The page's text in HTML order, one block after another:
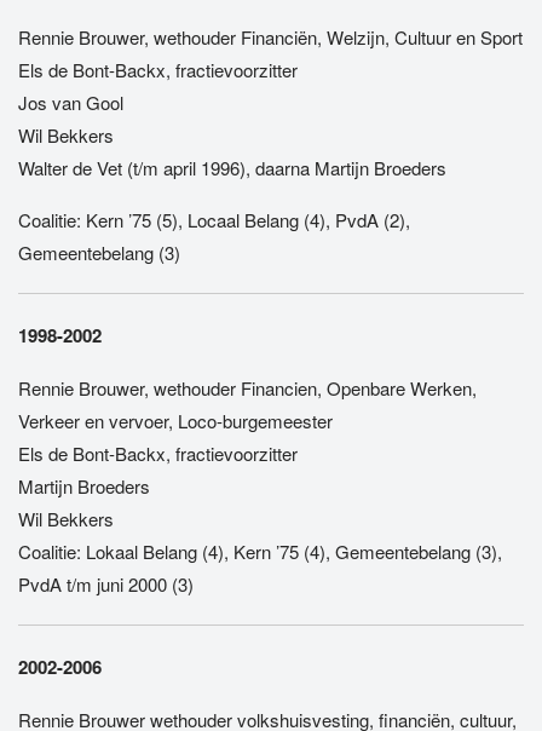
Rennie Brouwer, wethouder Financiën, Welzijn, Cultuur en Sport
Els de Bont-Backx, fractievoorzitter
Jos van Gool
Wil Bekkers
Walter de Vet (t/m april 1996), daarna Martijn Broeders
Coalitie: Kern ’75 (5), Locaal Belang (4), PvdA (2),
Gemeentebelang (3)
1998-2002
Rennie Brouwer, wethouder Financien, Openbare Werken,
Verkeer en vervoer, Loco-burgemeester
Els de Bont-Backx, fractievoorzitter
Martijn Broeders
Wil Bekkers
Coalitie: Lokaal Belang (4), Kern ’75 (4), Gemeentebelang (3),
PvdA t/m juni 2000 (3)
2002-2006
Rennie Brouwer wethouder volkshuisvesting, financiën, cultuur,